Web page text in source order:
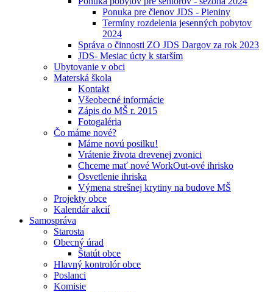
Ponuka pre členov JDS - Pieniny
Termíny rozdelenia jesenných pobytov
2024
Správa o činnosti ZO JDS Dargov za rok 2023
JDS- Mesiac úcty k starším
Ubytovanie v obci
Materská škola
Kontakt
Všeobecné informácie
Zápis do MŠ r. 2015
Fotogaléria
Čo máme nové?
Máme novú posilku!
Vrátenie života drevenej zvonici
Chceme mať nové WorkOut-ové ihrisko
Osvetlenie ihriska
Výmena strešnej krytiny na budove MŠ
Projekty obce
Kalendár akcií
Samospráva
Starosta
Obecný úrad
Štatút obce
Hlavný kontrolór obce
Poslanci
Komisie